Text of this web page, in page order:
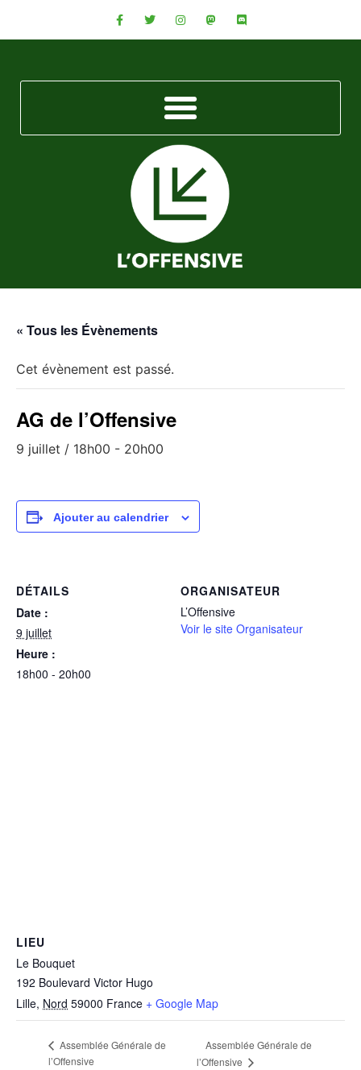
« Tous les Évènements
Cet évènement est passé.
AG de l’Offensive
9 juillet / 18h00 - 20h00
Ajouter au calendrier
DÉTAILS
Date :
9 juillet
Heure :
18h00 - 20h00
ORGANISATEUR
L’Offensive
Voir le site Organisateur
LIEU
Le Bouquet
192 Boulevard Victor Hugo
Lille, Nord 59000 France + Google Map
Assemblée Générale de
l’Offensive
Assemblée Générale de
l’Offensive